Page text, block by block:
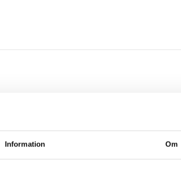
Information Om